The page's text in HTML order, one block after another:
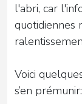
l'abri, car
quotidiennes
Voici
s’en prémunir: